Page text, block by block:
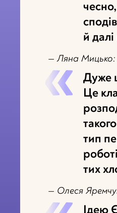
й
— Ляна Мицько:
Дуже
Це
тип
тих
— Олеся
Ідею